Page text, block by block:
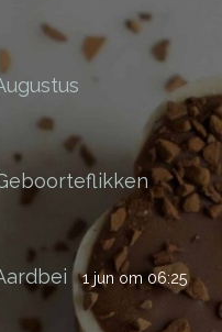
1 jun om 06:25